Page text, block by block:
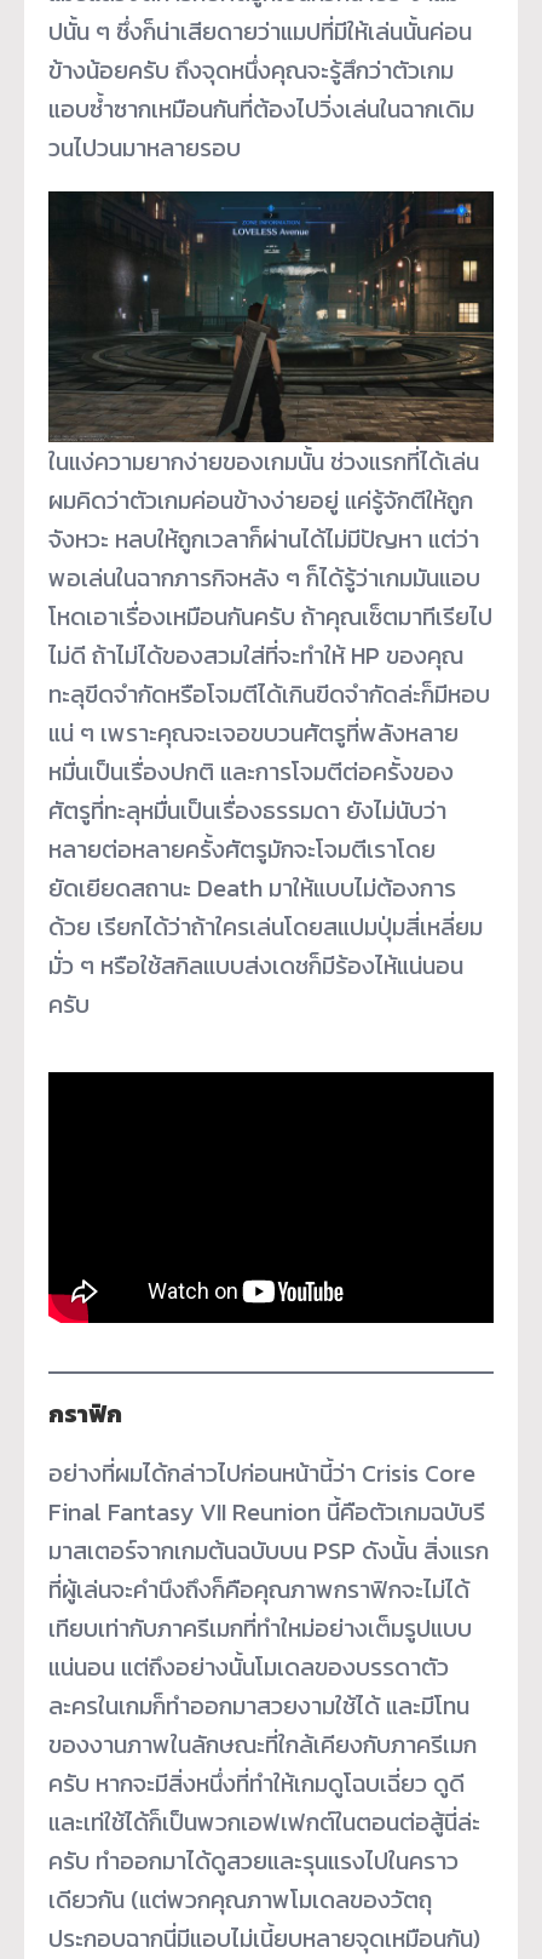
ปนั้น ๆ ซึ่งก็น่าเสียดายว่าแมปที่มีให้เล่นนั้นค่อน
ข้างน้อยครับ ถึงจุดหนึ่งคุณจะรู้สึกว่าตัวเกม
แอบซ้ำซากเหมือนกันที่ต้องไปวิ่งเล่นในฉากเดิม
วนไปวนมาหลายรอบ
ในแง่ความยากง่ายของเกมนั้น ช่วงแรกที่ได้เล่น
ผมคิดว่าตัวเกมค่อนข้างง่ายอยู่ แค่รู้จักตีให้ถูก
จังหวะ หลบให้ถูกเวลาก็ผ่านได้ไม่มีปัญหา แต่ว่า
พอเล่นในฉากภารกิจหลัง ๆ ก็ได้รู้ว่าเกมมันแอบ
โหดเอาเรื่องเหมือนกันครับ ถ้าคุณเซ็ตมาทีเรียไป
ไม่ดี ถ้าไม่ได้ของสวมใส่ที่จะทำให้ HP ของคุณ
ทะลุขีดจำกัดหรือโจมตีได้เกินขีดจำกัดล่ะก็มีหอบ
แน่ ๆ เพราะคุณจะเจอขบวนศัตรูที่พลังหลาย
หมื่นเป็นเรื่องปกติ และการโจมตีต่อครั้งของ
ศัตรูที่ทะลุหมื่นเป็นเรื่องธรรมดา ยังไม่นับว่า
หลายต่อหลายครั้งศัตรูมักจะโจมตีเราโดย
ยัดเยียดสถานะ Death มาให้แบบไม่ต้องการ
ด้วย เรียกได้ว่าถ้าใครเล่นโดยสแปมปุ่มสี่เหลี่ยม
มั่ว ๆ หรือใช้สกิลแบบส่งเดชก็มีร้องไห้แน่นอน
ครับ
กราฟิก
อย่างที่ผมได้กล่าวไปก่อนหน้านี้ว่า Crisis Core
Final Fantasy VII Reunion นี้คือตัวเกมฉบับรี
มาสเตอร์จากเกมต้นฉบับบน PSP ดังนั้น สิ่งแรก
ที่ผู้เล่นจะคำนึงถึงก็คือคุณภาพกราฟิกจะไม่ได้
เทียบเท่ากับภาครีเมกที่ทำใหม่อย่างเต็มรูปแบบ
แน่นอน แต่ถึงอย่างนั้นโมเดลของบรรดาตัว
ละครในเกมก็ทำออกมาสวยงามใช้ได้ และมีโทน
ของงานภาพในลักษณะที่ใกล้เคียงกับภาครีเมก
ครับ หากจะมีสิ่งหนึ่งที่ทำให้เกมดูโฉบเฉี่ยว ดูดี
และเท่ใช้ได้ก็เป็นพวกเอฟเฟกต์ในตอนต่อสู้นี่ล่ะ
ครับ ทำออกมาได้ดูสวยและรุนแรงไปในคราว
เดียวกัน (แต่พวกคุณภาพโมเดลของวัตถุ
ประกอบฉากนี่มีแอบไม่เนี้ยบหลายจุดเหมือนกัน)